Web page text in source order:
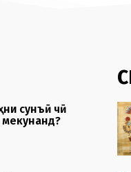
сунъӣ чӣ
мекунанд?